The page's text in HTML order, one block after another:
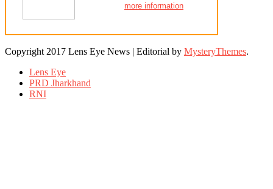
more information
Copyright 2017 Lens Eye News | Editorial by MysteryThemes.
Lens Eye
PRD Jharkhand
RNI